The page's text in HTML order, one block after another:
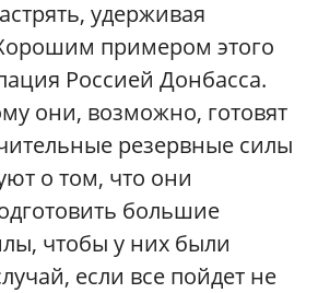
удерживая
примером этого
Россией Донбасса.
они, возможно, готовят
резервные силы
о том, что они
большие
чтобы у них были
если все пойдет не